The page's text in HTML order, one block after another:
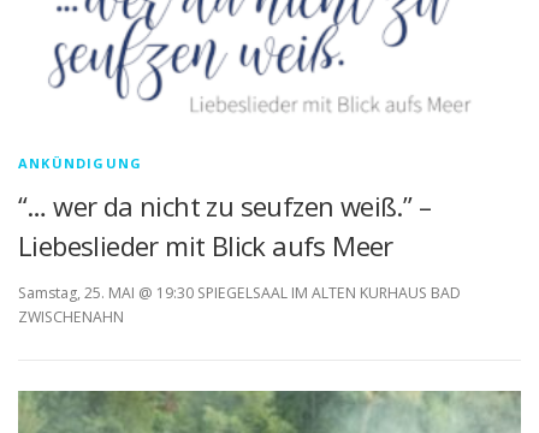
ANKÜNDIGUNG
“… wer da nicht zu seufzen weiß.” –
Liebeslieder mit Blick aufs Meer
Samstag, 25. MAI @ 19:30 SPIEGELSAAL IM ALTEN KURHAUS BAD
ZWISCHENAHN